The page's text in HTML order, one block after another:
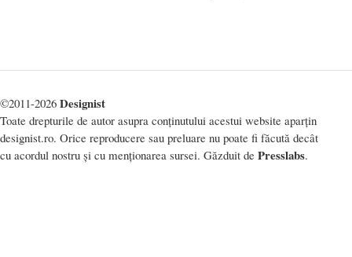
©2011-2026 Designist
Toate drepturile de autor asupra conținutului acestui website aparțin
designist.ro. Orice reproducere sau preluare nu poate fi făcută decât
cu acordul nostru și cu menționarea sursei. Găzduit de Presslabs.